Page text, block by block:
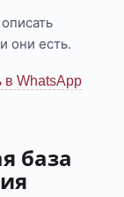
они есть.
в WhatsApp
база